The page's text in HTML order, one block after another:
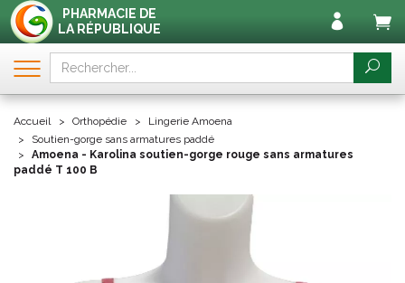
PHARMACIE DE
LA RÉPUBLIQUE
Accueil Orthopédie
Lingerie Amoena
Soutien-gorge sans armatures paddé
Amoena - Karolina soutien-gorge rouge sans armatures
paddé T 100 B